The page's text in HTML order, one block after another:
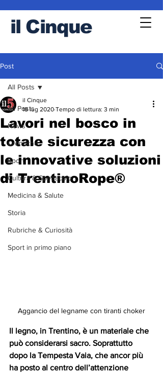
il Cinque
Post
All Posts
News
Cronache
Sport
Cultura & Spettacolo
Medicina & Salute
Storia
Rubriche & Curiosità
Sport in primo piano
All Posts
Lavori nel bosco in
totale sicurezza con
le innovative soluzioni
di TrentinoRope®️
il Cinque
18 lug 2020 Tempo di lettura: 3 min
Aggancio del legname con tiranti choker
Il legno, in Trentino, è un materiale che
può considerarsi sacro. Soprattutto
dopo la Tempesta Vaia, che ancor più
ha posto al centro dell’attenzione